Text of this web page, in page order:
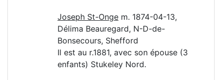
Joseph St-Onge m. 1874-04-13,
Délima Beauregard, N-D-de-
Bonsecours, Shefford
Il est au r.1881, avec son épouse (3
enfants) Stukeley Nord.